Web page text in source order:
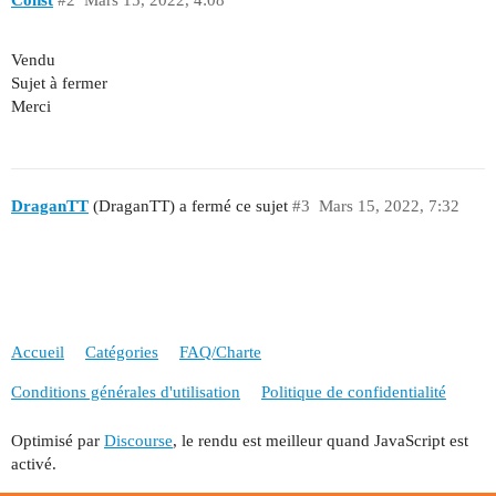
Vendu
Sujet à fermer
Merci
DraganTT (DraganTT) a fermé ce sujet Mars 15, 2022, 7:32
#3
Accueil Catégories FAQ/Charte
Conditions générales d'utilisation Politique de confidentialité
Optimisé par Discourse, le rendu est meilleur quand JavaScript est
activé.